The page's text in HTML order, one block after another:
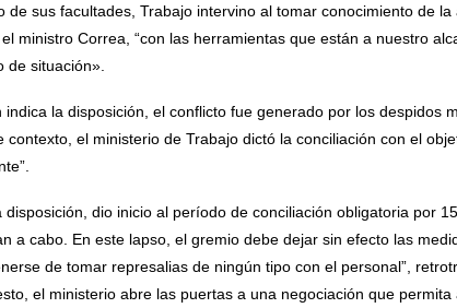
de sus facultades, Trabajo intervino al tomar conocimiento de
ministro Correa, “con las herramientas que están a nuestro
de situación».
indica la disposición, el conflicto fue generado por los despidos
contexto, el ministerio de Trabajo dictó la conciliación con el
disposición, dio inicio al período de conciliación obligatoria por
a cabo. En este lapso, el gremio debe dejar sin efecto las
de tomar represalias de ningún tipo con el personal”,
el ministerio abre las puertas a una negociación que